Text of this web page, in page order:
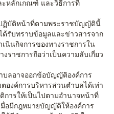
ะหลักเกณฑ์ และวิธีการที่
ฏิบัติหน้าที่ตามพระราชบัญญัตินี้
รับทราบข้อมูลและข่าวสารจาก
เนินกิจการของทางราชการใน
ราชการถือว่าเป็นความลับเกี่ยว
บลอาจออกข้อบัญญัติองค์การ
องค์การบริหารส่วนตำบลได้เท่า
การให้เป็นไปตามอำนาจหน้าที่
อมีกฎหมายบัญญัติให้องค์การ